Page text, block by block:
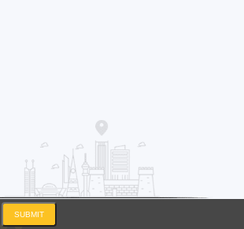
SUBMIT